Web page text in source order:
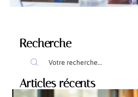
Recherche
Articles récents